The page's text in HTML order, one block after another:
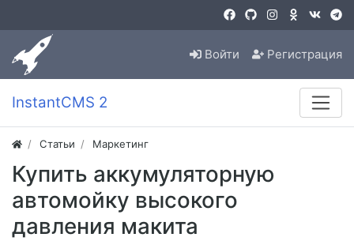
Войти Регистрация
InstantCMS 2
Статьи Маркетинг
Купить аккумуляторную
автомойку высокого
давления макита